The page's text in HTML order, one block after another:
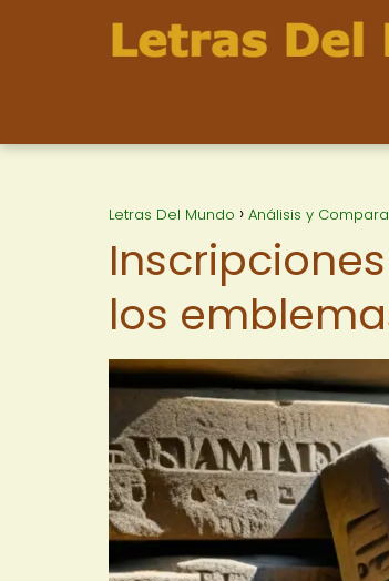
Letras Del Mundo Análisis y
los